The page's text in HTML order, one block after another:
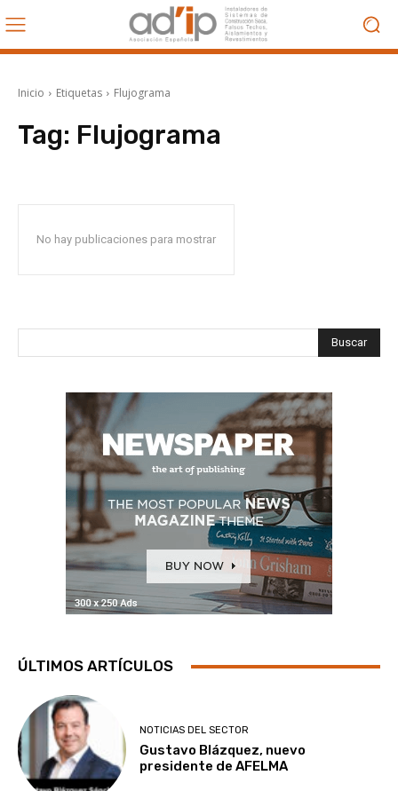
Inicio Etiquetas Flujograma
Tag: Flujograma
No hay publicaciones para mostrar
Buscar
ÚLTIMOS ARTÍCULOS
NOTICIAS DEL SECTOR
Gustavo Blázquez, nuevo
presidente de AFELMA